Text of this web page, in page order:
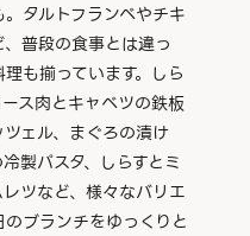
タルトフランベやチキ
普段の食事とは違っ
も揃っています。しら
ス肉とキャベツの鉄板
ェル、まぐろの漬け
製パスタ、しらすとミ
ツなど、様々なバリエ
ブランチをゆっくりと